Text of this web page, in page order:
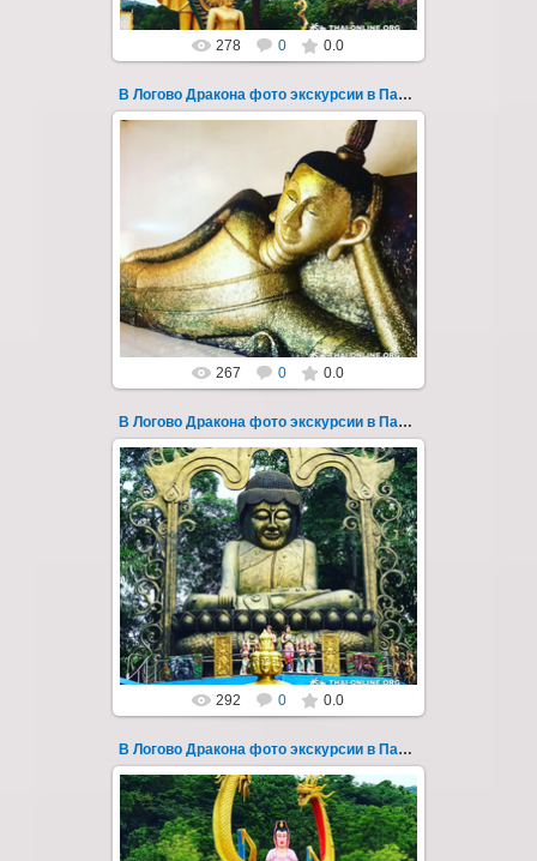
278 0 0.0
В Логово Дракона фото экскурсии в Паттайе 157
30.08.2022
"В Логово Дракона" авторский
мистический приключенческий тур из
Паттайи на целый день - фото 157
Всего лишь в ...
Thai-Online
267 0 0.0
В Логово Дракона фото экскурсии в Паттайе 158
30.08.2022
"В Логово Дракона" авторский
мистический приключенческий тур из
Паттайи на целый день - фото 158
Всего лишь в ...
Thai-Online
292 0 0.0
В Логово Дракона фото экскурсии в Паттайе 159
30.08.2022